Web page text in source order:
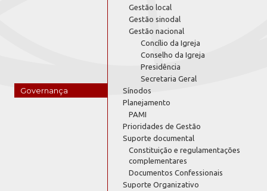
Governança
Gestão local
Gestão sinodal
Gestão nacional
Concílio da Igreja
Conselho da Igreja
Presidência
Secretaria Geral
Sínodos
Planejamento
PAMI
Prioridades de Gestão
Suporte documental
Constituição e regulamentações
complementares
Documentos Confessionais
Suporte Organizativo